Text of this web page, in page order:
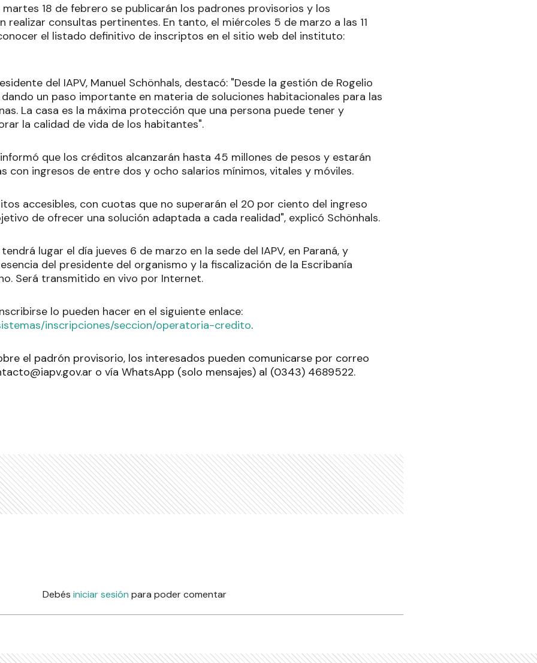
martes 18 de febrero se publicarán los padrones provisorios y los
realizar consultas pertinentes. En tanto, el miércoles 5 de marzo a las 11
el listado definitivo de inscriptos en el sitio web del instituto:
del IAPV, Manuel Schönhals, destacó: "Desde la gestión de Rogelio
un paso importante en materia de soluciones habitacionales para las
La casa es la máxima protección que una persona puede tener y
la calidad de vida de los habitantes".
informó que los créditos alcanzarán hasta 45 millones de pesos y estarán
con ingresos de entre dos y ocho salarios mínimos, vitales y móviles.
accesibles, con cuotas que no superarán el 20 por ciento del ingreso
de ofrecer una solución adaptada a cada realidad", explicó Schönhals.
lugar el día jueves 6 de marzo en la sede del IAPV, en Paraná, y
del presidente del organismo y la fiscalización de la Escribanía
Será transmitido en vivo por Internet.
lo pueden hacer en el siguiente enlace:
inscripciones/seccion/operatoria-credito.
el padrón provisorio, los interesados pueden comunicarse por correo
o vía WhatsApp (solo mensajes) al (0343) 4689522.
Debés iniciar sesión para poder comentar